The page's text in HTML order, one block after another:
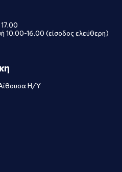
10.00-16.00 (είσοδος ελεύθερη)
Η/Υ